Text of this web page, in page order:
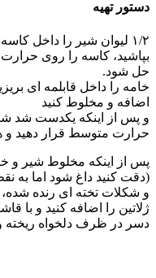
دستور تهیه
۱/۲ لیوان شیر را داخل
بپاشید، کاسه را روی حرارت
حل شود.
خامه را داخل قابلمه ای
اضافه و مخلوط کنید
و پس از اینکه یکدست شد
حرارت متوسط قرار دهید و
پس از اینکه مخلوط شیر و
(دقت کنید داغ شود اما به
و شکلات تخته ای رنده
ژلاتین را اضافه کنید و با
دسر در ظرف دلخواه ریخته و‌